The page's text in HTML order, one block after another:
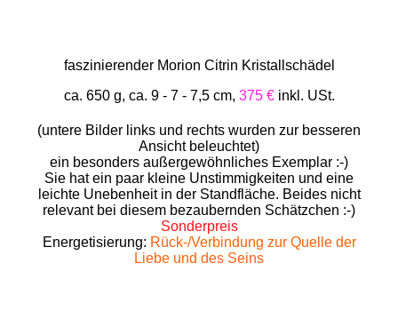
faszinierender Morion Citrin Kristallschädel
ca. 650 g, ca. 9 - 7 - 7,5 cm, 375 €inkl. USt.
(untere Bilder links und rechts wurden zur besseren
Ansicht beleuchtet)
ein besonders außergewöhnliches Exemplar :-)
Sie hat ein paar kleine Unstimmigkeiten und eine
leichte Unebenheit in der Standfläche. Beides nicht
relevant bei diesem bezaubernden Schätzchen :-)
Sonderpreis
Energetisierung: Rück-/Verbindung zur Quelle der
Liebe und des Seins